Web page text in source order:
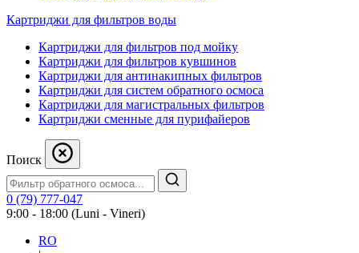
Картриджи для фильтров воды
Картриджи для фильтров под мойку
Картриджи для фильтров кувшинов
Картриджи для антинакипных фильтров
Картриджи для систем обратного осмоса
Картриджи для магистральных фильтров
Картриджи сменные для пурифайеров
Поиск
0 (79) 777-047
9:00 - 18:00 (Luni - Vineri)
RO